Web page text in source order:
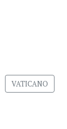
VATICANO